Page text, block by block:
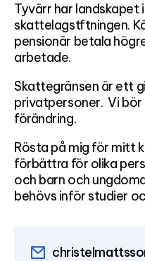
Tyvärr har
skattelagstftningen.
pensionär betala
arbetade.
Skattegränsen är ett
privatpersoner. Vi
förändring.
Rösta på mig för mitt
förbättra för olika
och barn och
behövs inför studier